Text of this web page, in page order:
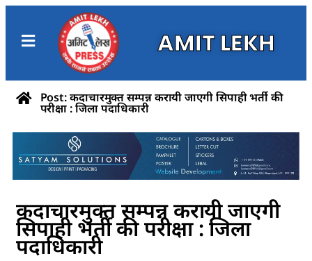
AMIT LEKH
Post: कदाचारमुक्त सम्पन्न करायी जाएगी सिपाही भर्ती की
परीक्षा : जिला पदाधिकारी
कदाचारमुक्त सम्पन्न करायी जाएगी
सिपाही भर्ती की परीक्षा : जिला
पदाधिकारी